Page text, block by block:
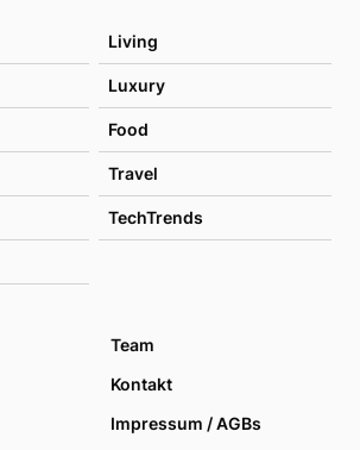
Living
Luxury
Food
Travel
TechTrends
Team
Kontakt
Impressum / AGBs